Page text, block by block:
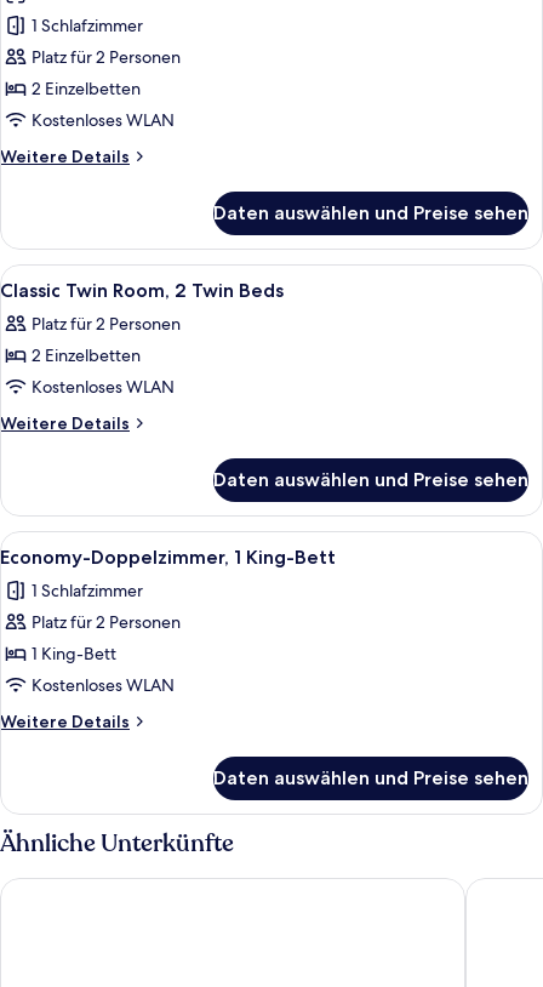
Zweibettzimmer,
2 Einzelbetten
anzeigen
1 Schlafzimmer
Platz für 2 Personen
2 Einzelbetten
Kostenloses WLAN
Weitere Details
Weitere
Zweibettzimmer,
2 Einzelbetten
Daten auswählen und Preise sehen
Alle
Fotos
für
Classic
Twin
Room,
Beds
anzeigen
Ein modernes Hotelzimmer mit
7
Classic Twin Room, 2 Twin Beds
Platz für 2 Personen
2 Einzelbetten
Kostenloses WLAN
Weitere Details
Weitere
Twin
Room,
2
Beds
Daten auswählen und Preise sehen
Alle
Fotos
für
Economy-
Doppelzimmer,
1 King-
Bett
anzeigen
Ein ordentlich bezogenes Bett mit
1
Economy-Doppelzimmer, 1 King-Bett
1 Schlafzimmer
Platz für 2 Personen
1 King-Bett
Kostenloses WLAN
Weitere Details
Weitere
Doppelzimmer,
1 King-
Bett
Daten auswählen und Preise sehen
Ähnliche Unterkünfte
Sofia Balkan Palace